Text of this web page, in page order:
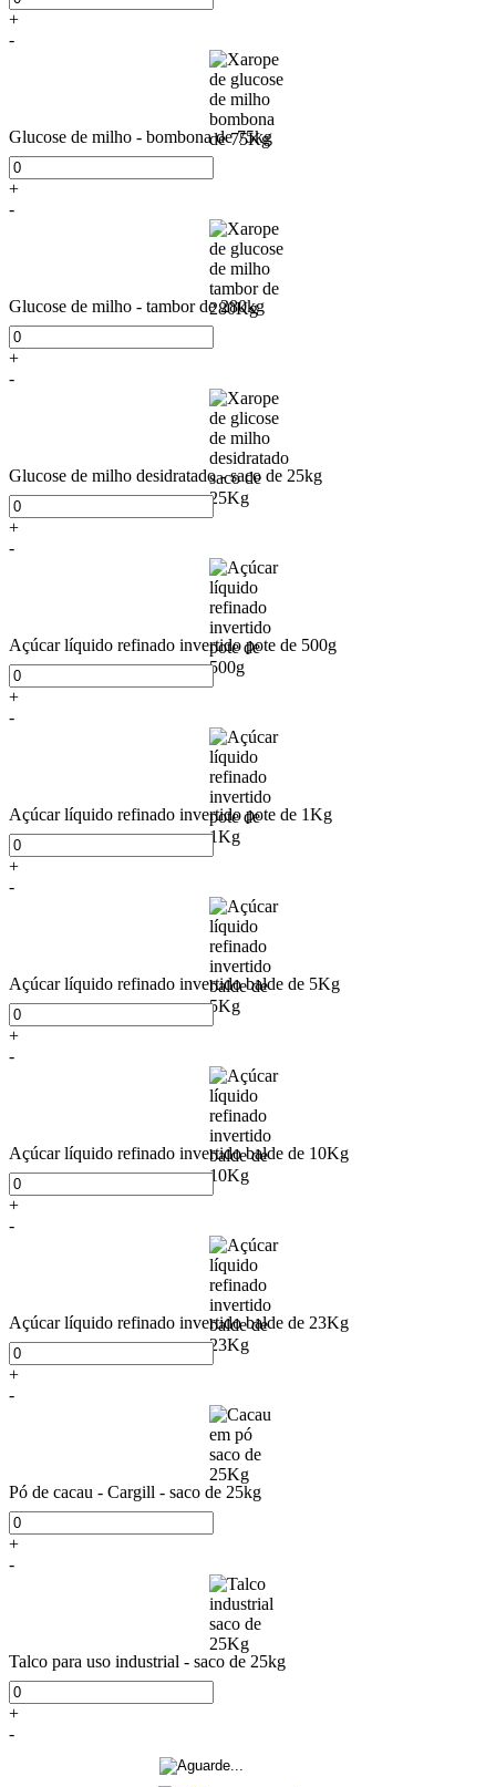
+
-
Glucose de milho - bombona de 75kg
+
-
Glucose de milho - tambor de 280kg
+
-
Glucose de milho desidratado - saco de 25kg
+
-
Açúcar líquido refinado invertido pote de 500g
+
-
Açúcar líquido refinado invertido pote de 1Kg
+
-
Açúcar líquido refinado invertido balde de 5Kg
+
-
Açúcar líquido refinado invertido balde de 10Kg
+
-
Açúcar líquido refinado invertido balde de 23Kg
+
-
Pó de cacau - Cargill - saco de 25kg
+
-
Talco para uso industrial - saco de 25kg
+
-